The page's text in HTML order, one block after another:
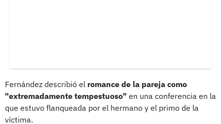
Fernández describió el romance de la pareja como
"extremadamente tempestuoso" en una conferencia en la
que estuvo flanqueada por el hermano y el primo de la
víctima.